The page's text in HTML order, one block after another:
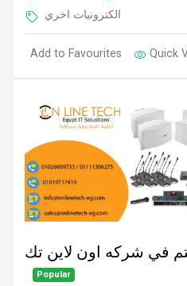
الكترونيات اخري
Add to Favourites Quick
في شركه اون لاين تك
Popular